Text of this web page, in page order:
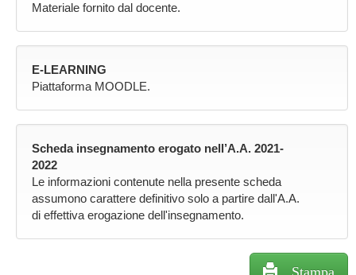
Materiale fornito dal docente.
E-LEARNING
Piattaforma MOODLE.
Scheda insegnamento erogato nell’A.A. 2021-
2022
Le informazioni contenute nella presente scheda
assumono carattere definitivo solo a partire dall'A.A.
di effettiva erogazione dell'insegnamento.
Stampa